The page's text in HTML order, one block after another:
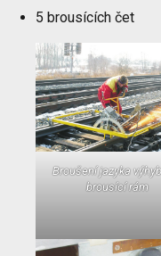
5 brousících čet
Broušení jazyka
brousící rám